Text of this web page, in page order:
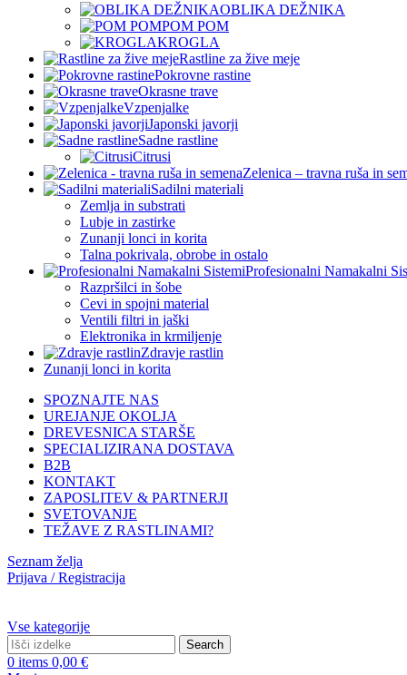
OBLIKA DEŽNIKA
POM POM
KROGLA
Rastline za žive meje
Pokrovne rastine
Okrasne trave
Vzpenjalke
Japonski javorji
Sadne rastline
Citrusi
Zelenica – travna ruša in
Sadilni materiali
Zemlja in substrati
Lubje in zastirke
Zunanji lonci in korita
Talna pokrivala, obrobe in ostalo
Profesionalni Namakalni
Razpršilci in šobe
Cevi in spojni material
Ventili filtri in jaški
Elektronika in krmiljenje
Zdravje rastlin
Zunanji lonci in korita
SPOZNAJTE NAS
UREJANJE OKOLJA
DREVESNICA STARŠE
SPECIALIZIRANA DOSTAVA
B2B
KONTAKT
ZAPOSLITEV & PARTNERJI
SVETOVANJE
TEŽAVE Z RASTLINAMI?
Seznam želja
Prijava / Registracija
Vse kategorije
Search
0 items 0,00 €